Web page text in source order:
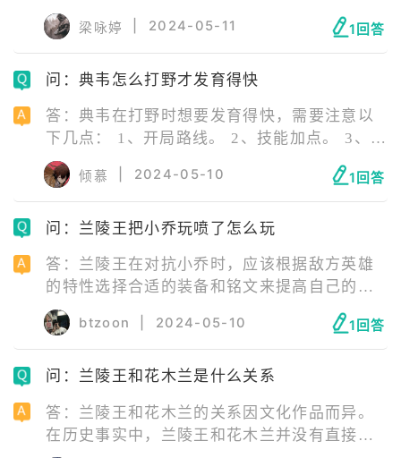
2、点击右下角的“推出登录”。 3、选择“微信”
或“QQ登录”。 4、在登录界面选择“使用其他
账号登录”。 5、选择您要登陆的账号。 6、选
择后点击“授权登录”。 7、点击“开始游戏”即
梁咏婷 2024-05-11 1回答
问：典韦怎么打野才发育得快
答：典韦在打野时想要发育得快，需要注意以
下几点： 1、开局路线。 2、技能加点。 3、抓
人和助攻。 4、出装。 5、反野。 6、团战策
略。 7、线路管理。 8、逆风处理。如果局势
逆风，典韦应该选择发育，出纯输出装备以秒
人为主要目标，即使等级和经济落后，也能对
倾慕 2024-05-10 1回答
问：兰陵王把小乔玩喷了怎么玩
答：兰陵王在对抗小乔时，应该根据敌方英雄
的特性选择合适的装备和铭文来提高自己的生
存能力和输出能力。以下是一些推荐的装备和
铭文搭配： 装备推荐： 冷静之靴。 痛苦面
具。 回响之杖。 博学者之怒。 虚无法杖。 最
后一件装备推荐辉月。 铭文推荐： 红色铭文：
十个心眼。 以上铭文搭配主要以穿透效果和移
速为主，同时兼顾暴击效果，以提高兰陵王在
btzoon 2024-05-10 1回答
问：兰陵王和花木兰是什么关系
答：兰陵王和花木兰的关系因文化作品而异。
在历史事实中，兰陵王和花木兰并没有直接的